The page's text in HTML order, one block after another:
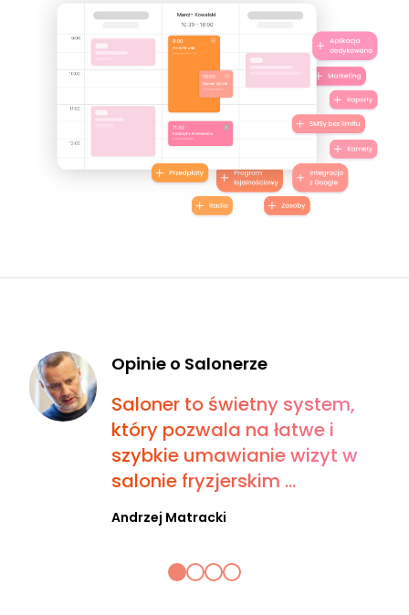
Opinie o Salonerze
Saloner to świetny system,
który pozwala na łatwe i
szybkie umawianie wizyt w
salonie fryzjerskim ...
Andrzej Matracki